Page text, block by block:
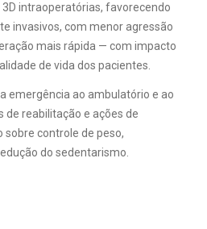
intraoperatórias, favorecendo
invasivos, com menor agressão
mais rápida — com impacto
de vida dos pacientes.
emergência ao ambulatório e ao
de reabilitação e ações de
controle de peso,
do sedentarismo.